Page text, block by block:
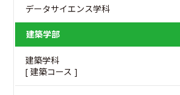
データサイエンス学科
建築学部
建築学科
[ 建築コース ]